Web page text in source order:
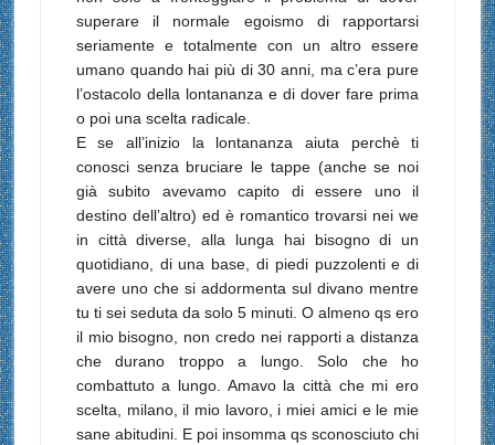
superare il normale egoismo di rapportarsi
seriamente e totalmente con un altro essere
umano quando hai più di 30 anni, ma c’era pure
l’ostacolo della lontananza e di dover fare prima
o poi una scelta radicale.
E se all’inizio la lontananza aiuta perchè ti
conosci senza bruciare le tappe (anche se noi
già subito avevamo capito di essere uno il
destino dell’altro) ed è romantico trovarsi nei we
in città diverse, alla lunga hai bisogno di un
quotidiano, di una base, di piedi puzzolenti e di
avere uno che si addormenta sul divano mentre
tu ti sei seduta da solo 5 minuti. O almeno qs ero
il mio bisogno, non credo nei rapporti a distanza
che durano troppo a lungo. Solo che ho
combattuto a lungo. Amavo la città che mi ero
scelta, milano, il mio lavoro, i miei amici e le mie
sane abitudini. E poi insomma qs sconosciuto chi